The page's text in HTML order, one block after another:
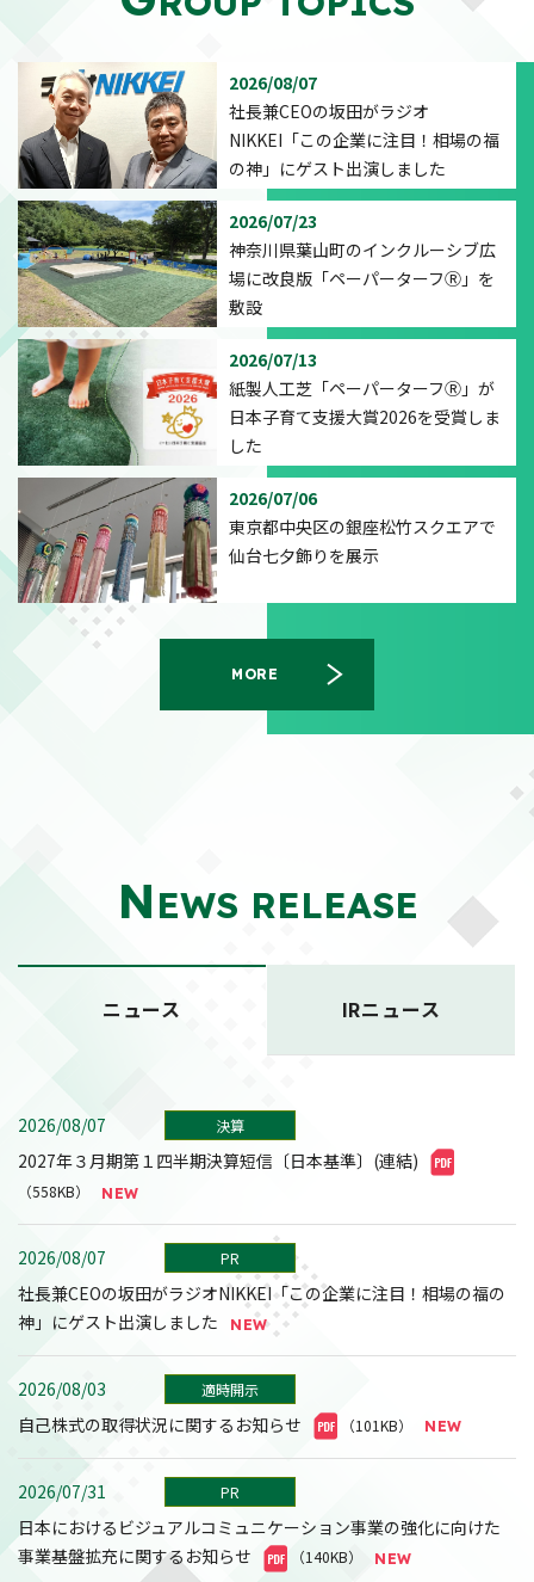
MORE
2026/08/07
社長兼CEOの坂田がラジオ
NIKKEI「この企業に注目！相場の福
の神」にゲスト出演しました
2026/07/23
神奈川県葉山町のインクルーシブ広
場に改良版「ペーパーターフⓇ」を
敷設
2026/07/13
紙製人工芝「ペーパーターフⓇ」が
日本子育て支援大賞2026を受賞しま
した
2026/07/06
東京都中央区の銀座松竹スクエアで
仙台七夕飾りを展示
NEWS RELEASE
ニュース IRニュース
2026/08/07 決算
2027年３月期第１四半期決算短信〔日本基準〕(連結)
（558KB）
2026/08/07 PR
社長兼CEOの坂田がラジオNIKKEI「この企業に注目！相場の福の
神」にゲスト出演しました
2026/08/03 適時開示
自己株式の取得状況に関するお知らせ （101KB）
2026/07/31 PR
日本におけるビジュアルコミュニケーション事業の強化に向けた
事業基盤拡充に関するお知らせ
（140KB）